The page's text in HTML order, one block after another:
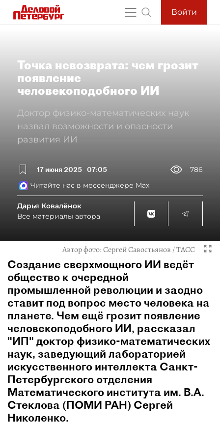
Войти
Точка невозврата: чем грозит
появление
человекоподобного ИИ
Доктор физико-математических наук
назвал возможности и опасности
развития ИИ
17 июня 2025 07:05
786
Читайте нас в мессенджере Max
Дарья Ковалёнок
Все материалы автора
Автор фото:Сергей Савостьянов / ТАСС
Создание сверхмощного ИИ ведёт
общество к очередной
промышленной революции и заодно
ставит под вопрос место человека на
планете. Чем ещё грозит появление
человекоподобного ИИ, рассказал
"ИП" доктор физико-математических
наук, заведующий лабораторией
искусственного интеллекта Санкт-
Петербургского отделения
Математического института им. В.А.
Стеклова (ПОМИ РАН) Сергей
Николенко.